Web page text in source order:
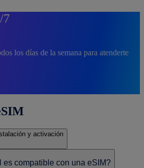
7
los días de la semana para atenderte
y activación
es compatible con una eSIM?